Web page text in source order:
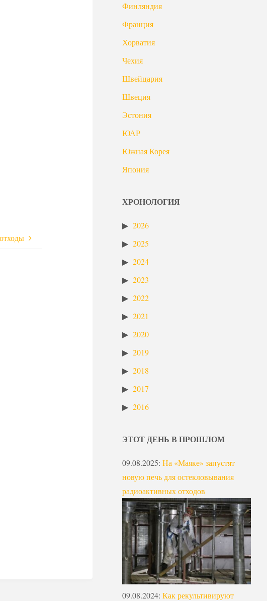
Финляндия
Франция
Хорватия
Чехия
Швейцария
Швеция
Эстония
ЮАР
Южная Корея
Япония
ХРОНОЛОГИЯ
2026
2025
2024
2023
2022
2021
2020
2019
2018
2017
2016
ЭТОТ ДЕНЬ В ПРОШЛОМ
09.08.2025: На «Маяке» запустят
новую печь для остекловывания
радиоактивных отходов
09.08.2024: Как рекультивируют